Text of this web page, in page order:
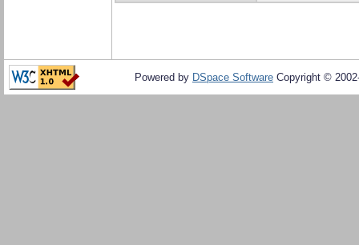
Powered by DSpace Software Copyright ©